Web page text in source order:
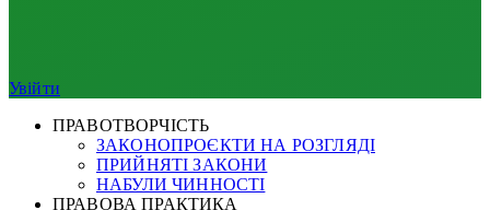
Увійти
ПРАВОТВОРЧІСТЬ
ЗАКОНОПРОЄКТИ НА РОЗГЛЯДІ
ПРИЙНЯТІ ЗАКОНИ
НАБУЛИ ЧИННОСТІ
ПРАВОВА ПРАКТИКА